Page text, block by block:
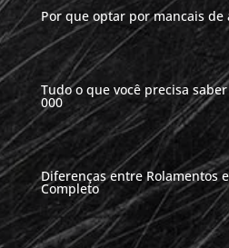
Por que optar por mancais de
Tudo o que você precisa
000
Diferenças entre Rolamentos
Completo